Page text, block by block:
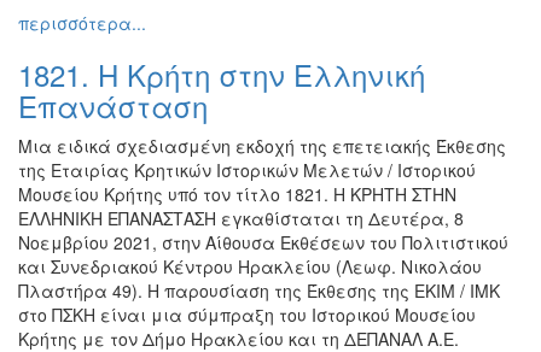
Διαλέξεις-
Ομιλίες
Εκθέσεις
Εκδηλώσεις
για
Παιδιά
Άλλες
Εκδηλώσεις
περισσότερα...
1821. Η Κρήτη στην Ελληνική
Επανάσταση
Μια ειδικά σχεδιασμένη εκδοχή της επετειακής Έκθεσης
της Εταιρίας Κρητικών Ιστορικών Μελετών / Ιστορικού
Μουσείου Κρήτης υπό τον τίτλο 1821. Η ΚΡΗΤΗ ΣΤΗΝ
ΕΛΛΗΝΙΚΗ ΕΠΑΝΑΣΤΑΣΗ εγκαθίσταται τη Δευτέρα, 8
Νοεμβρίου 2021, στην Αίθουσα Εκθέσεων του Πολιτιστικού
και Συνεδριακού Κέντρου Ηρακλείου (Λεωφ. Νικολάου
Πλαστήρα 49). Η παρουσίαση της Έκθεσης της ΕΚΙΜ / ΙΜΚ
στο ΠΣΚΗ είναι μια σύμπραξη του Ιστορικού Μουσείου
Κρήτης με τον Δήμο Ηρακλείου και τη ΔΕΠΑΝΑΛ Α.Ε.